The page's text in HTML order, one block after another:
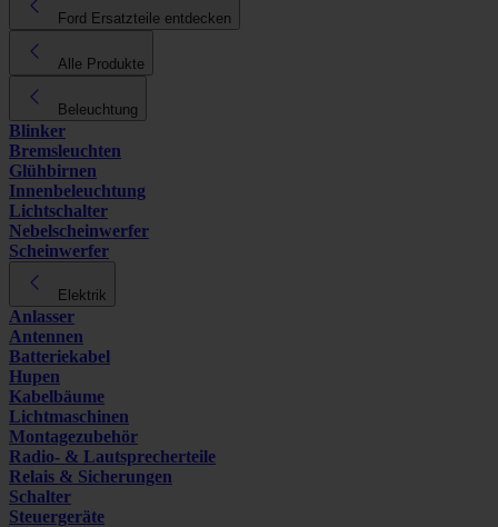
Ford Ersatzteile entdecken
Alle Produkte
Beleuchtung
Blinker
Bremsleuchten
Glühbirnen
Innenbeleuchtung
Lichtschalter
Nebelscheinwerfer
Scheinwerfer
Elektrik
Anlasser
Antennen
Batteriekabel
Hupen
Kabelbäume
Lichtmaschinen
Montagezubehör
Radio- & Lautsprecherteile
Relais & Sicherungen
Schalter
Steuergeräte